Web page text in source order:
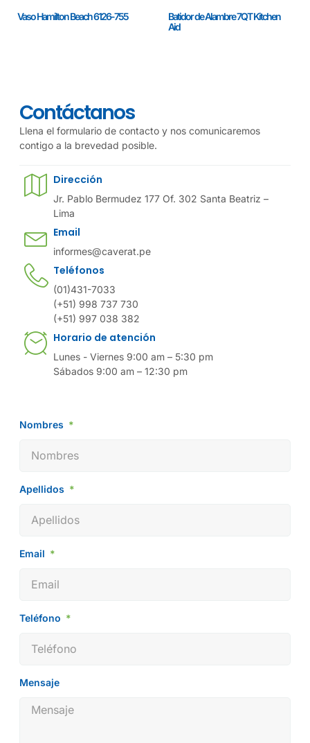
Vaso Hamilton Beach 6126-755
Batidor de Alambre 7QT Kitchen
Aid
Contáctanos
Llena el formulario de contacto y nos comunicaremos
contigo a la brevedad posible.
Dirección
Jr. Pablo Bermudez 177 Of. 302 Santa Beatriz –
Lima
Email
informes@caverat.pe
Teléfonos
(01)431-7033
(+51) 998 737 730
(+51) 997 038 382
Horario de atención
Lunes - Viernes 9:00 am – 5:30 pm
Sábados 9:00 am – 12:30 pm
Nombres
Apellidos
Email
Teléfono
Mensaje